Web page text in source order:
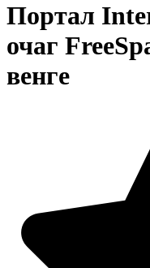
Портал
очаг
венге